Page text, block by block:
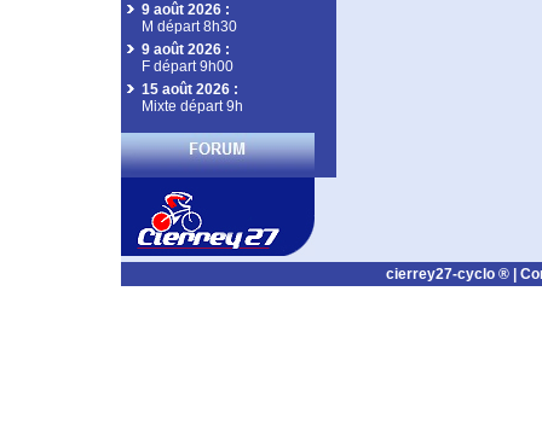
9 août 2026 :
M départ 8h30
9 août 2026 :
F départ 9h00
15 août 2026 :
Mixte départ 9h
cierrey27-cyclo ® |